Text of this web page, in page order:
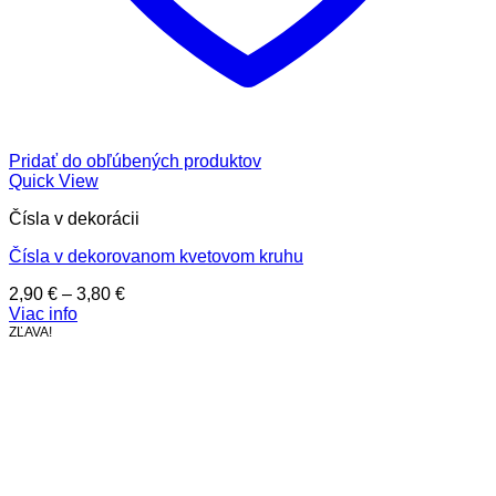
Pridať do obľúbených produktov
Quick View
Čísla v dekorácii
Čísla v dekorovanom kvetovom kruhu
2,90 € – 3,80 €Price
Viac info
ZĽAVA!